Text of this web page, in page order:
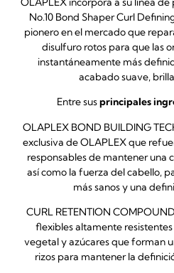
No.10 Bond Shaper Curl
pionero en el mercado que
disulfuro rotos para que las
instantáneamente más
acabado suave,
Entre susprincipales
OLAPLEX BOND BUILDING
exclusiva de OLAPLEX que
responsables de mantener una
así como la fuerza del cabello,
más sanos y una
CURL RETENTION
flexibles altamente
vegetal y azúcares que forman
rizos para mantener la